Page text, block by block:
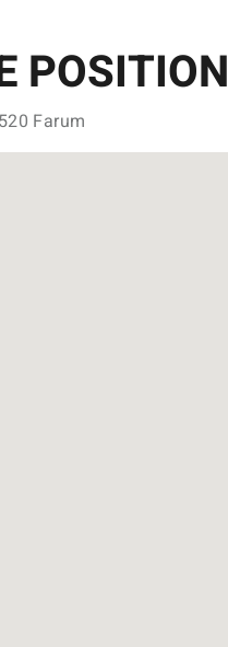
POSITION
Farum